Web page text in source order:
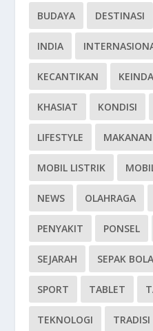
BUDAYA DESTINASI
INDIA
KECANTIKAN
KHASIAT KONDISI
LIFESTYLE MAKANAN
MOBIL LISTRIK
NEWS OLAHRAGA
PENYAKIT PONSEL
SEJARAH SEPAK BOLA
SPORT TABLET
TEKNOLOGI TRADISI